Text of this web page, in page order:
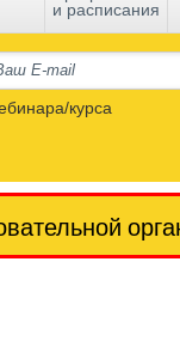
и расписания
курса